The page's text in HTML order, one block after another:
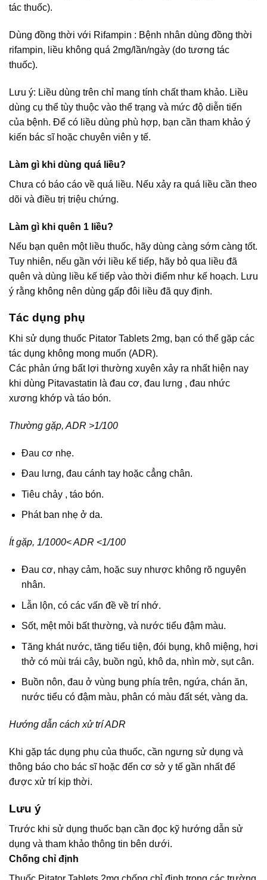
tác thuốc).
Dùng đồng thời với Rifampin : Bệnh nhân dùng đồng thời
rifampin, liều không quá 2mg/lần/ngày (do tương tác
thuốc).
Lưu ý: Liều dùng trên chỉ mang tính chất tham khảo. Liều
dùng cụ thể tùy thuộc vào thể trạng và mức độ diễn tiến
của bệnh. Để có liều dùng phù hợp, bạn cần tham khảo ý
kiến bác sĩ hoặc chuyên viên y tế.
Làm gì khi dùng quá liều?
Chưa có báo cáo về quá liều. Nếu xảy ra quá liều cần theo
dõi và điều trị triệu chứng.
Làm gì khi quên 1 liều?
Nếu bạn quên một liều thuốc, hãy dùng càng sớm càng tốt.
Tuy nhiên, nếu gần với liều kế tiếp, hãy bỏ qua liều đã
quên và dùng liều kế tiếp vào thời điểm như kế hoạch. Lưu
ý rằng không nên dùng gấp đôi liều đã quy định.
Tác dụng phụ
Khi sử dụng thuốc Pitator Tablets 2mg, bạn có thể gặp các
tác dụng không mong muốn (ADR).
Các phản ứng bất lợi thường xuyên xảy ra nhất hiện nay
khi dùng Pitavastatin là đau cơ, đau lưng , đau nhức
xương khớp và táo bón.
Thường gặp, ADR >1/100
Đau cơ nhẹ.
Đau lưng, đau cánh tay hoặc cẳng chân.
Tiêu chảy , táo bón.
Phát ban nhẹ ở da.
Ít gặp, 1/1000< ADR <1/100
Đau cơ, nhạy cảm, hoặc suy nhược không rõ nguyên
nhân.
Lẫn lộn, có các vấn đề về trí nhớ.
Sốt, mệt mỏi bất thường, và nước tiểu đậm màu.
Tăng khát nước, tăng tiểu tiện, đói bụng, khô miệng, hơi
thở có mùi trái cây, buồn ngủ, khô da, nhìn mờ, sụt cân.
Buồn nôn, đau ở vùng bụng phía trên, ngứa, chán ăn,
nước tiểu có đậm màu, phân có màu đất sét, vàng da.
Hướng dẫn cách xử trí ADR
Khi gặp tác dụng phụ của thuốc, cần ngưng sử dụng và
thông báo cho bác sĩ hoặc đến cơ sở y tế gần nhất để
được xử trí kịp thời.
Lưu ý
Trước khi sử dụng thuốc bạn cần đọc kỹ hướng dẫn sử
dụng và tham khảo thông tin bên dưới.
Chống chỉ định